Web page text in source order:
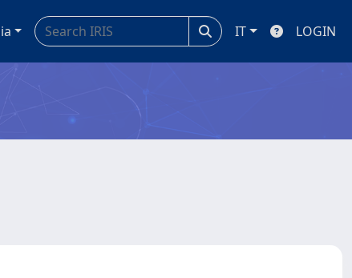
IT LOGIN